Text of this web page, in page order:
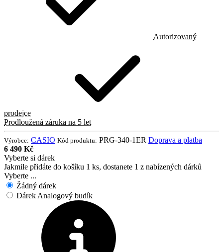
Autorizovaný
prodejce
Prodloužená záruka na 5 let
Výrobce: CASIO Kód produktu: PRG-340-1ER Doprava a platba
6 490 Kč
Vyberte si dárek
Jakmile přidáte do košíku 1 ks, dostanete 1 z nabízených dárků
Vyberte ...
Žádný dárek
Dárek Analogový budík